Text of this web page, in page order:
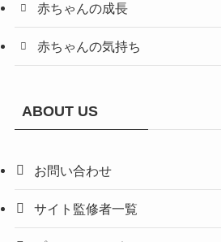
赤ちゃんの成長
赤ちゃんの気持ち
ABOUT US
お問い合わせ
サイト監修者一覧